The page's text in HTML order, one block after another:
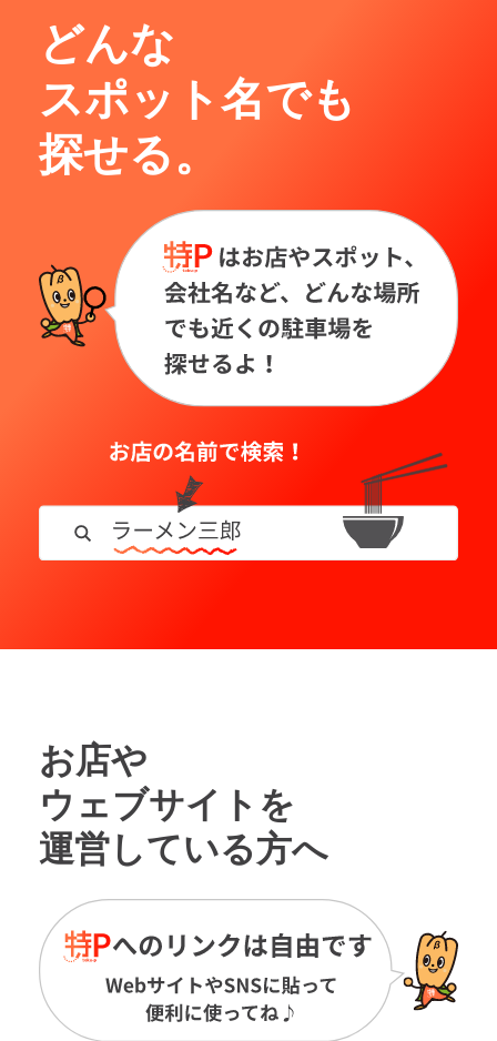
どんな
スポット名でも
探せる。
お店や
ウェブサイトを
運営している方へ